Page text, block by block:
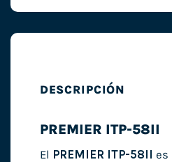
DESCRIPCIÓN
PREMIER ITP-58II
El PREMIER ITP-58II es